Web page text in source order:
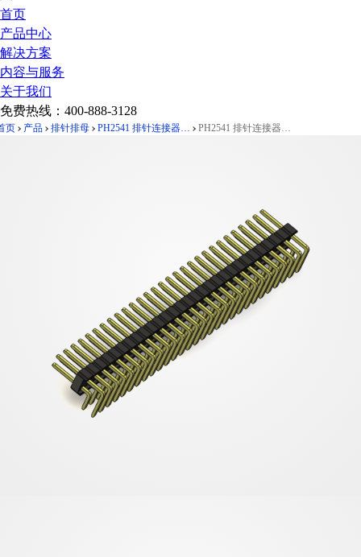
首页
产品中心
解决方案
内容与服务
关于我们
免费热线： 400-888-3128
页 产品 排针排母 PH2541 排针连接器 Pitch 2.54mm 90°双排 DIP 单塑排针 PC:3.0 PH2541 排针连接器 Pitch 2.54mm 90°双排 DIP 单塑排针 PC:3.0 2X29Pin 黑色 镀全金G/F